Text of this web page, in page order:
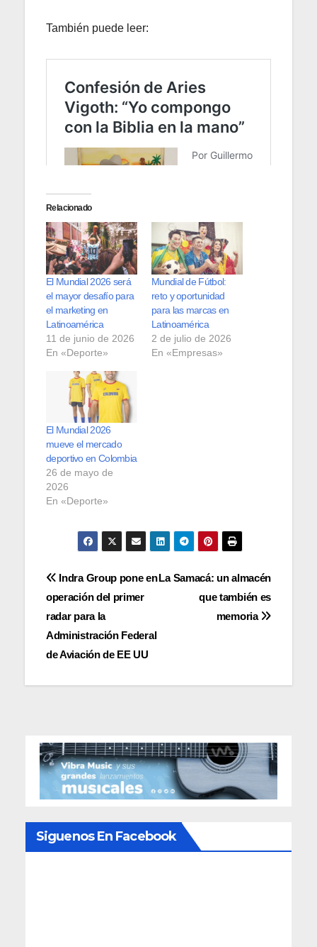
También puede leer:
Relacionado
El Mundial 2026 será
el mayor desafío para
el marketing en
Latinoamérica
11 de junio de 2026
En «Deporte»
Mundial de Fútbol:
reto y oportunidad
para las marcas en
Latinoamérica
2 de julio de 2026
En «Empresas»
El Mundial 2026
mueve el mercado
deportivo en Colombia
26 de mayo de
2026
En «Deporte»
Navegación
de
entradas
La Samacá: un almacén
que también es
memoria
Indra Group pone en
operación del primer
radar para la
Administración Federal
de Aviación de EE UU
Siguenos En Facebook